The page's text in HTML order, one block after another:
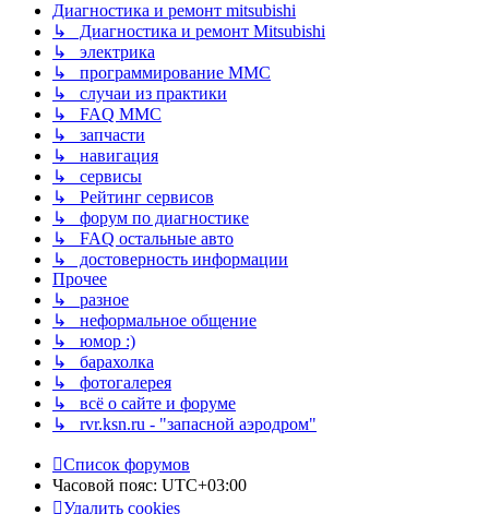
Диагностика и ремонт mitsubishi
↳ Диагностика и ремонт Mitsubishi
↳ электрика
↳ программирование MMC
↳ случаи из практики
↳ FAQ MMC
↳ запчасти
↳ навигация
↳ сервисы
↳ Рейтинг сервисов
↳ форум по диагностике
↳ FAQ остальные авто
↳ достоверность информации
Прочее
↳ разное
↳ неформальное общение
↳ юмор :)
↳ барахолка
↳ фотогалерея
↳ всё о сайте и форуме
↳ rvr.ksn.ru - "запасной аэродром"
Список форумов
Часовой пояс: UTC+03:00
Удалить cookies